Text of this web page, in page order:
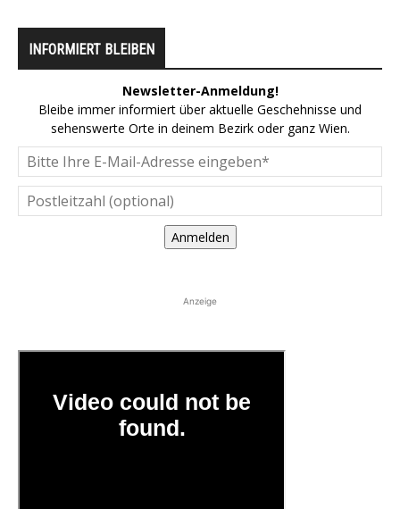
INFORMIERT BLEIBEN
Newsletter-Anmeldung!
Bleibe immer informiert über aktuelle Geschehnisse und
sehenswerte Orte in deinem Bezirk oder ganz Wien.
Anmelden
Anzeige